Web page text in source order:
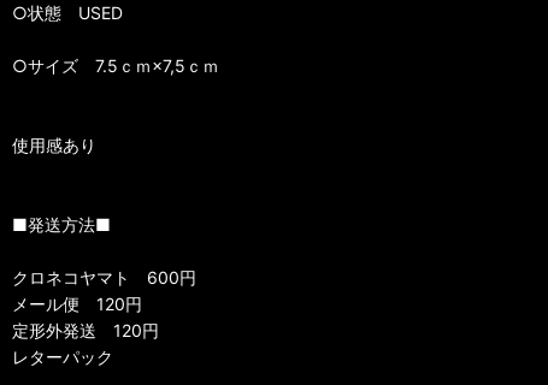
○状態 USED
○サイズ 7.5ｃｍ×7,5ｃｍ
使用感あり
■発送方法■
クロネコヤマト 600円
メール便 120円
定形外発送 120円
レターパック